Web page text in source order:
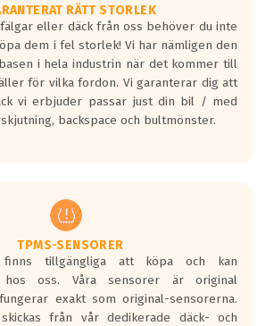
ljud överträffa
kommer det finnas
med vågar. Hög
med svarta vågor
påvisar om det är
år 2016.
svarta vågor är redan
nya regelverk.
våg kommer vara
tystare än det
gälla 2016.
RÄTT STORLEK
eller däck från oss behöver du inte
dem i fel storlek! Vi har nämligen den
i hela industrin när det kommer till
för vilka fordon. Vi garanterar dig att
vi erbjuder passar just din bil / med
backspace och bultmönster.
TPMS-SENSORER
finns tillgängliga att köpa och kan
oss. Våra sensorer är original
exakt som original-sensorerna.
från vår dedikerade däck- och